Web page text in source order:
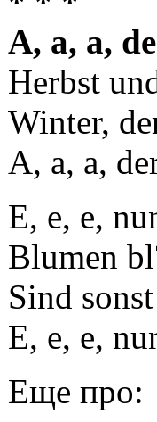
A, a, a,
Herbst
Winter,
A, a, a,
E, e, e,
Blumen
Sind
E, e, e,
Еще про: